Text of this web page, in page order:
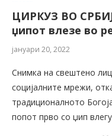
ЦИРКУЗ ВО
џипот влезе во
јануари 20, 2022
Снимка на свештено
социјалните мрежи,
традиционалното
попот прво со џип